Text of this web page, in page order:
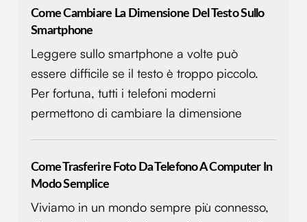
Come Cambiare La Dimensione Del Testo Sullo
Smartphone
Leggere sullo smartphone a volte può
essere difficile se il testo è troppo piccolo.
Per fortuna, tutti i telefoni moderni
permettono di cambiare la dimensione
Come Trasferire Foto Da Telefono A Computer In
Modo Semplice
Viviamo in un mondo sempre più connesso,